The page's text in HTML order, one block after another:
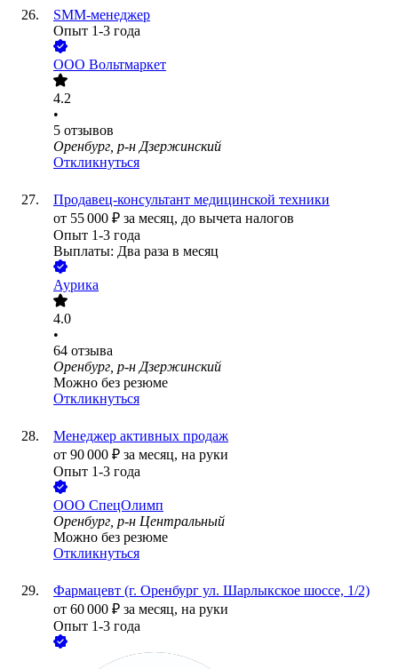
SMM-менеджер
Опыт 1-3 года
ООО Вольтмаркет
4.2
•
5 отзывов
Оренбург, р-н Дзержинский
Откликнуться
Продавец-консультант медицинской техники
от 55 000 ₽ за месяц, до вычета налогов
Опыт 1-3 года
Выплаты: Два раза в месяц
Аурика
4.0
•
64 отзыва
Оренбург, р-н Дзержинский
Можно без резюме
Откликнуться
Менеджер активных продаж
от 90 000 ₽ за месяц, на руки
Опыт 1-3 года
ООО СпецОлимп
Оренбург, р-н Центральный
Можно без резюме
Откликнуться
Фармацевт (г. Оренбург ул. Шарлыкское шоссе, 1/2)
от 60 000 ₽ за месяц, на руки
Опыт 1-3 года